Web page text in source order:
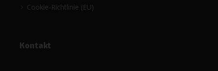
Cookie-Richtlinie (EU)
Kontakt